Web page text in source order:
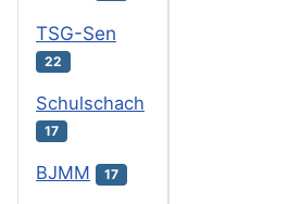
TSG-Sen
22
Schulschach
17
BJMM 17